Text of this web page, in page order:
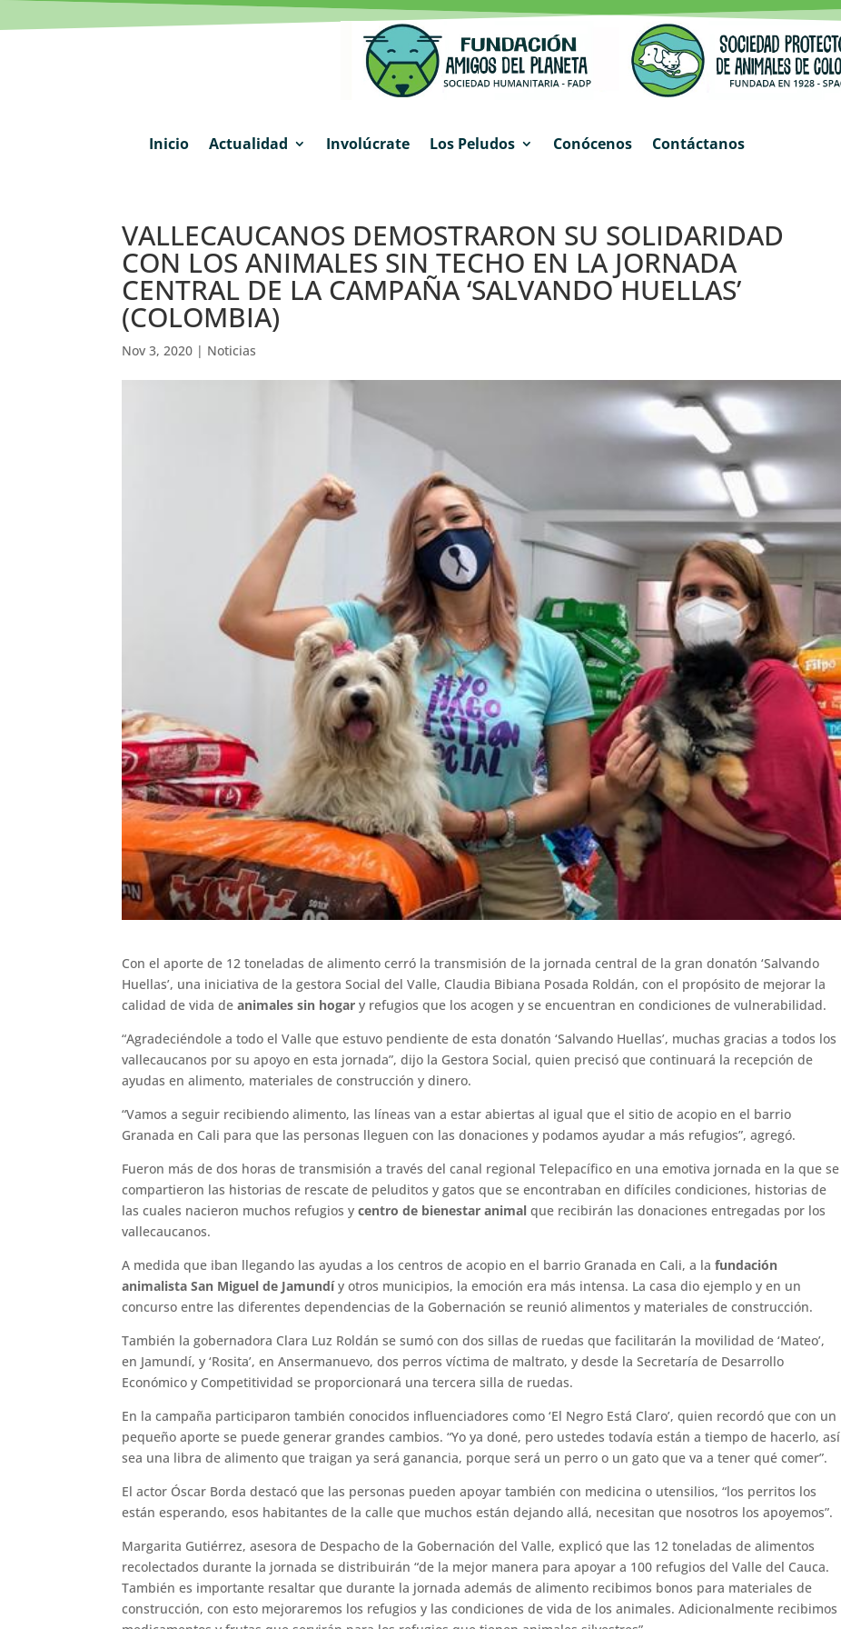
Inicio Actualidad Involúcrate Los Peludos Conócenos Contáctanos
VALLECAUCANOS DEMOSTRARON SU SOLIDARIDAD
CON LOS ANIMALES SIN TECHO EN LA JORNADA
CENTRAL DE LA CAMPAÑA ‘SALVANDO HUELLAS’
(COLOMBIA)
Nov 3, 2020 | Noticias
Con el aporte de 12 toneladas de alimento cerró la transmisión de la jornada central de la gran donatón ‘Salvando
Huellas’, una iniciativa de la gestora Social del Valle, Claudia Bibiana Posada Roldán, con el propósito de mejorar la
calidad de vida deanimales sin hogar y refugios que los acogen y se encuentran en condiciones de vulnerabilidad.
“Agradeciéndole a todo el Valle que estuvo pendiente de esta donatón ‘Salvando Huellas’, muchas gracias a todos los
vallecaucanos por su apoyo en esta jornada”, dijo la Gestora Social, quien precisó que continuará la recepción de
ayudas en alimento, materiales de construcción y dinero.
“Vamos a seguir recibiendo alimento, las líneas van a estar abiertas al igual que el sitio de acopio en el barrio
Granada en Cali para que las personas lleguen con las donaciones y podamos ayudar a más refugios”, agregó.
Fueron más de dos horas de transmisión a través del canal regional Telepacífico en una emotiva jornada en la que se
compartieron las historias de rescate de peluditos y gatos que se encontraban en difíciles condiciones, historias de
las cuales nacieron muchos refugios ycentro de bienestar animalque recibirán las donaciones entregadas por los
vallecaucanos.
A medida que iban llegando las ayudas a los centros de acopio en el barrio Granada en Cali, a la fundación
animalista San Miguel de Jamundíy otros municipios, la emoción era más intensa. La casa dio ejemplo y en un
concurso entre las diferentes dependencias de la Gobernación se reunió alimentos y materiales de construcción.
También la gobernadora Clara Luz Roldán se sumó con dos sillas de ruedas que facilitarán la movilidad de ‘Mateo’,
en Jamundí, y ‘Rosita’, en Ansermanuevo, dos perros víctima de maltrato, y desde la Secretaría de Desarrollo
Económico y Competitividad se proporcionará una tercera silla de ruedas.
En la campaña participaron también conocidos influenciadores como ‘El Negro Está Claro’, quien recordó que con un
pequeño aporte se puede generar grandes cambios. “Yo ya doné, pero ustedes todavía están a tiempo de hacerlo, así
sea una libra de alimento que traigan ya será ganancia, porque será un perro o un gato que va a tener qué comer”.
El actor Óscar Borda destacó que las personas pueden apoyar también con medicina o utensilios, “los perritos los
están esperando, esos habitantes de la calle que muchos están dejando allá, necesitan que nosotros los apoyemos”.
Margarita Gutiérrez, asesora de Despacho de la Gobernación del Valle, explicó que las 12 toneladas de alimentos
recolectados durante la jornada se distribuirán “de la mejor manera para apoyar a 100 refugios del Valle del Cauca.
También es importante resaltar que durante la jornada además de alimento recibimos bonos para materiales de
construcción, con esto mejoraremos los refugios y las condiciones de vida de los animales. Adicionalmente recibimos